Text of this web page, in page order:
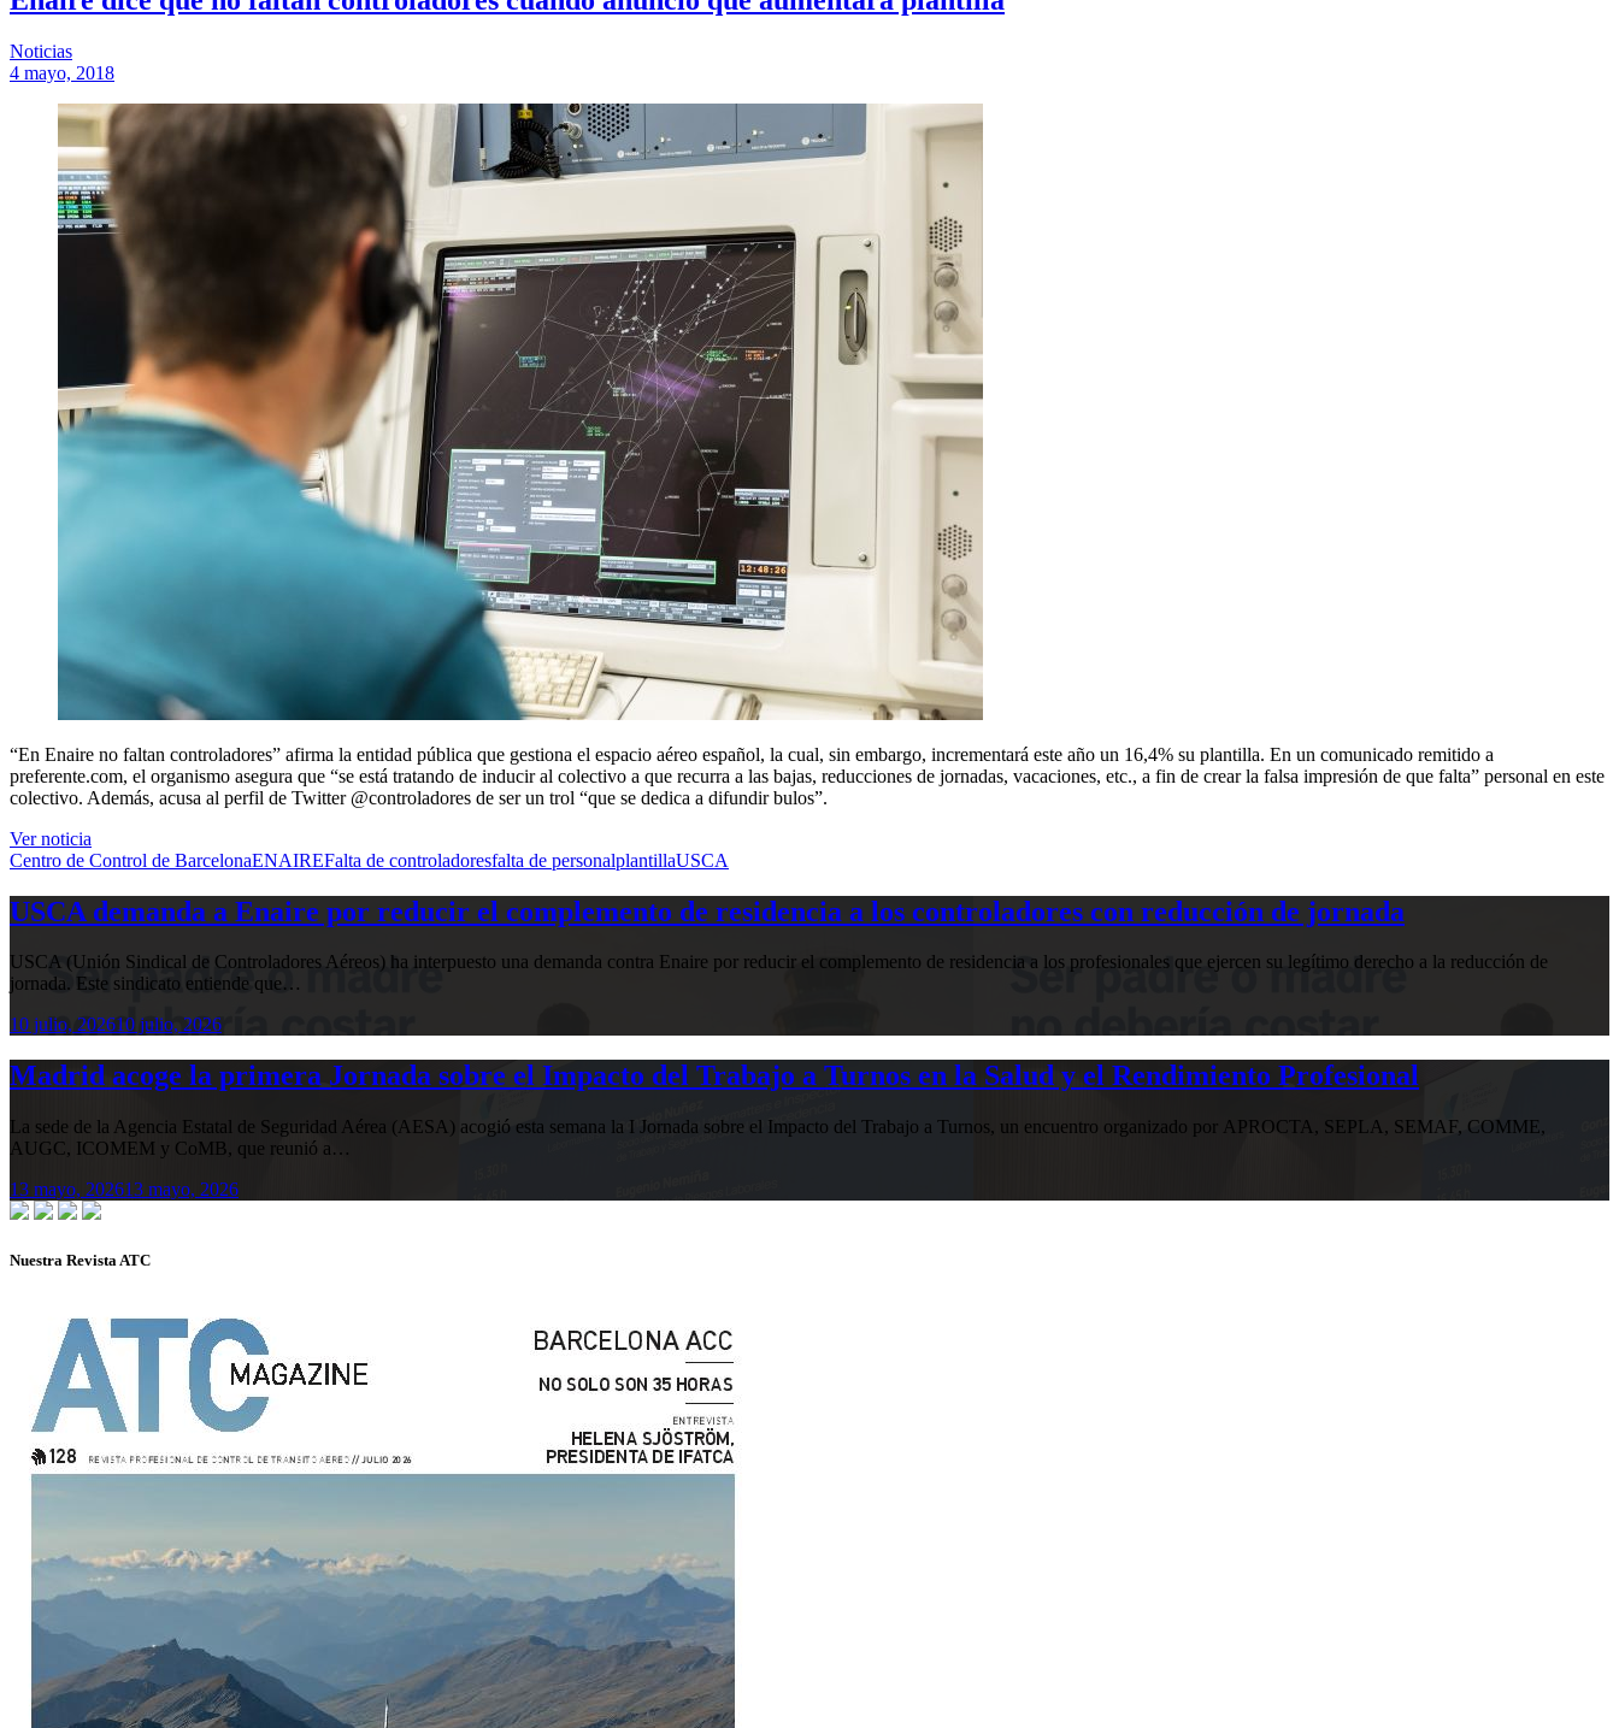
Noticias
4 mayo, 2018
“En Enaire no faltan controladores” afirma la entidad pública que gestiona el espacio aéreo español, la cual, sin embargo, incrementará este año un 16,4% su plantilla. En un comunicado remitido a
preferente.com, el organismo asegura que “se está tratando de inducir al colectivo a que recurra a las bajas, reducciones de jornadas, vacaciones, etc., a fin de crear la falsa impresión de que falta” personal en este
colectivo. Además, acusa al perfil de Twitter @controladores de ser un trol “que se dedica a difundir bulos”.
Ver noticia
Centro de Control de BarcelonaENAIREFalta de controladoresfalta de personalplantillaUSCA
USCA demanda a Enaire por reducir el complemento de residencia a los controladores con reducción de jornada
USCA (Unión Sindical de Controladores Aéreos) ha interpuesto una demanda contra Enaire por reducir el complemento de residencia a los profesionales que ejercen su legítimo derecho a la reducción de
jornada. Este sindicato entiende que…
10 julio, 202610 julio, 2026
Madrid acoge la primera Jornada sobre el Impacto del Trabajo a Turnos en la Salud y el Rendimiento Profesional
La sede de la Agencia Estatal de Seguridad Aérea (AESA) acogió esta semana la I Jornada sobre el Impacto del Trabajo a Turnos, un encuentro organizado por APROCTA, SEPLA, SEMAF, COMME,
AUGC, ICOMEM y CoMB, que reunió a…
13 mayo, 202613 mayo, 2026
Nuestra Revista ATC